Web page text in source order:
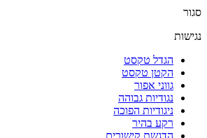
סגור
נגישות
הגדל טקסט
הקטן טקסט
גווני אפור
נגודיות גבוהה
ניגודיות הפוכה
רקע בהיר
הדגשת קישורים